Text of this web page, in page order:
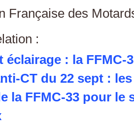
Française des
:
éclairage : la FFMC-
CT du 22 sept :
la FFMC-33 pour le